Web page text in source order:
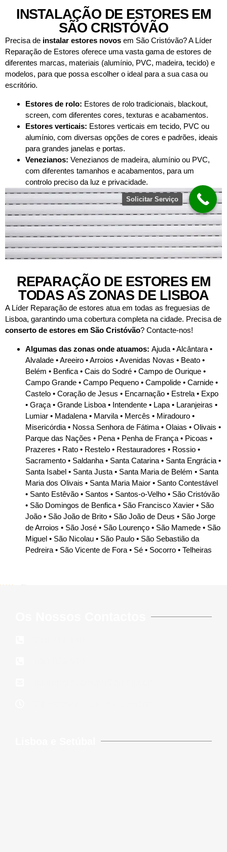
INSTALAÇÃO DE ESTORES EM
SÃO CRISTÓVÃO
Precisa de instalar estores novos em São Cristóvão? A Líder
Reparação de Estores oferece uma vasta gama de estores de
diferentes marcas, materiais (alumínio, PVC, madeira, tecido) e
modelos, para que possa escolher o ideal para a sua casa ou
escritório.
Estores de rolo: Estores de rolo tradicionais, blackout,
screen, com diferentes cores, texturas e acabamentos.
Estores verticais: Estores verticais em tecido, PVC ou
alumínio, com diversas opções de cores e padrões, ideais
para grandes janelas e portas.
Venezianos: Venezianos de madeira, alumínio ou PVC,
com diferentes tamanhos e acabamentos, para um
controlo preciso da luz e privacidade.
REPARAÇÃO DE ESTORES EM
TODAS AS ZONAS DE LISBOA
A Líder Reparação de estores atua em todas as freguesias de
Lisboa, garantindo uma cobertura completa na cidade. Precisa de
conserto de estores em São Cristóvão? Contacte-nos!
Algumas das zonas onde atuamos: Ajuda • Alcântara •
Alvalade • Areeiro • Arroios • Avenidas Novas • Beato •
Belém • Benfica • Cais do Sodré • Campo de Ourique •
Campo Grande • Campo Pequeno • Campolide • Carnide •
Castelo • Coração de Jesus • Encarnação • Estrela • Expo
• Graça • Grande Lisboa • Intendente • Lapa • Laranjeiras •
Lumiar • Madalena • Marvila • Mercês • Miradouro •
Misericórdia • Nossa Senhora de Fátima • Olaias • Olivais •
Parque das Nações • Pena • Penha de França • Picoas •
Prazeres • Rato • Restelo • Restauradores • Rossio •
Sacramento • Saldanha • Santa Catarina • Santa Engrácia •
Santa Isabel • Santa Justa • Santa Maria de Belém • Santa
Maria dos Olivais • Santa Maria Maior • Santo Contestável
• Santo Estêvão • Santos • Santos-o-Velho • São Cristóvão
• São Domingos de Benfica • São Francisco Xavier • São
João • São João de Brito • São João de Deus • São Jorge
de Arroios • São José • São Lourenço • São Mamede • São
Miguel • São Nicolau • São Paulo • São Sebastião da
Pedreira • São Vicente de Fora • Sé • Socorro • Telheiras
Solicitar Serviço